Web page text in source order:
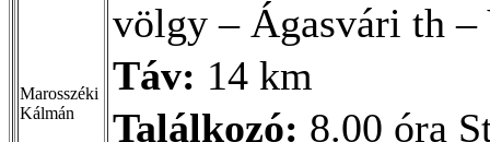
Marosszéki
Kálmán
völgy – Ágasvári th –
Táv: 14 km
Találkozó: 8.00 óra